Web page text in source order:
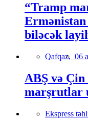
“Tramp
Ermənistan
biləcək
Qafqaz, 06
ABŞ və
marşrutlar
Ekspress